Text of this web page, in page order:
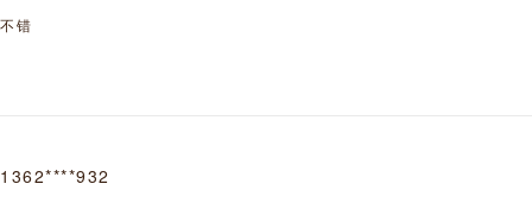
不错
1362****932